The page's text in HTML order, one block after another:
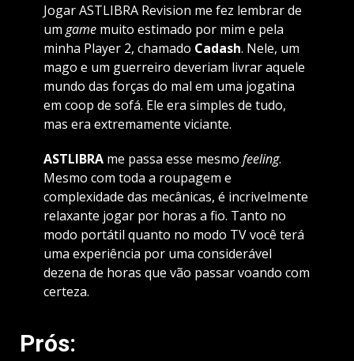
Jogar ASTLIBRA Revision me fez lembrar de
um game muito estimado por mim e pela
minha Player 2, chamado Cadash. Nele, um
mago e um guerreiro deveriam livrar aquele
mundo das forças do mal em uma jogatina
em coop de sofá. Ele era simples de tudo,
mas era extremamente viciante.
ASTLIBRAme passa esse mesmo feeling.
Mesmo com toda a roupagem e
complexidade das mecânicas, é incrivelmente
relaxante jogar por horas a fio. Tanto no
modo portátil quanto no modo TV você terá
uma experiência por uma considerável
dezena de horas que vão passar voando com
certeza.
Prós: